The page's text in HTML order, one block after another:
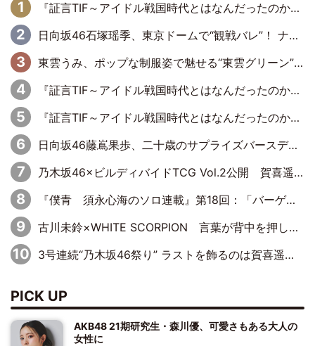
『証言TIF～アイドル戦国時代とはなんだったのか～』第6回：でんぱ組.inc・古川未鈴×相沢梨紗「『ハロプロやりたかったな』って言ったら、夢眠ねむさんに『てめえはでんぱ組．incなんだよ！』って肩パンされて(笑)」
日向坂46石塚瑶季、東京ドームで“観戦バレ”！ ナイツ・塙も認めた「巨人に詳しすぎるアイドル」は元VENUSスクール生で杉内コーチ推し⁉
東雲うみ、ポップな制服姿で魅せる“東雲グリーン”の正体
『証言TIF～アイドル戦国時代とはなんだったのか～』第8回：Negicco・Nao☆×Megu×Kaede「東京からオファーが来たのと、梨の皮剥きとどっちが大事なんだって」
『証言TIF～アイドル戦国時代とはなんだったのか～』第10回：さくら学院・武藤彩未×飯田らうら「正直、中3で辞めるというのを信じてなくて。そう言われてはいたけど、嘘でしょって」
日向坂46藤嶌果歩、二十歳のサプライズバースデーに大喜び「頼られる先輩になれるように努力していきたい」
乃木坂46×ビルディバイドTCG Vol.2公開 賀喜遥香＆田村真佑が『京まふ』ステージに登壇
『僕青 須永心海のソロ連載』第18回：「バーゲンセールハンターみうな inしまむら」編
古川未鈴×WHITE SCORPION 言葉が背中を押した“それぞれの決意”
3号連続“乃木坂46祭り” ラストを飾るのは賀喜遥香…5年ぶりの登場に「5年分大人になった私を見ていただけたら」
PICK UP
AKB48 21期研究生・森川優、可愛さもある大人の
女性に